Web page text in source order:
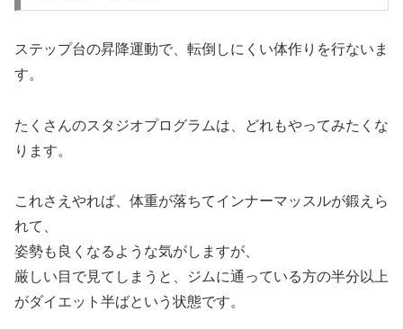
ステップ台の昇降運動で、転倒しにくい体作りを行ないま
す。
たくさんのスタジオプログラムは、どれもやってみたくな
ります。
これさえやれば、体重が落ちてインナーマッスルが鍛えら
れて、
姿勢も良くなるような気がしますが、
厳しい目で見てしまうと、ジムに通っている方の半分以上
がダイエット半ばという状態です。